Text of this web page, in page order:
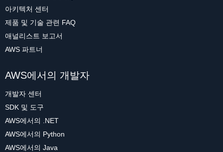
아키텍처 센터
제품 및 기술 관련 FAQ
애널리스트 보고서
AWS 파트너
AWS에서의 개발자
개발자 센터
SDK 및 도구
AWS에서의 .NET
AWS에서의 Python
AWS에서의 Java